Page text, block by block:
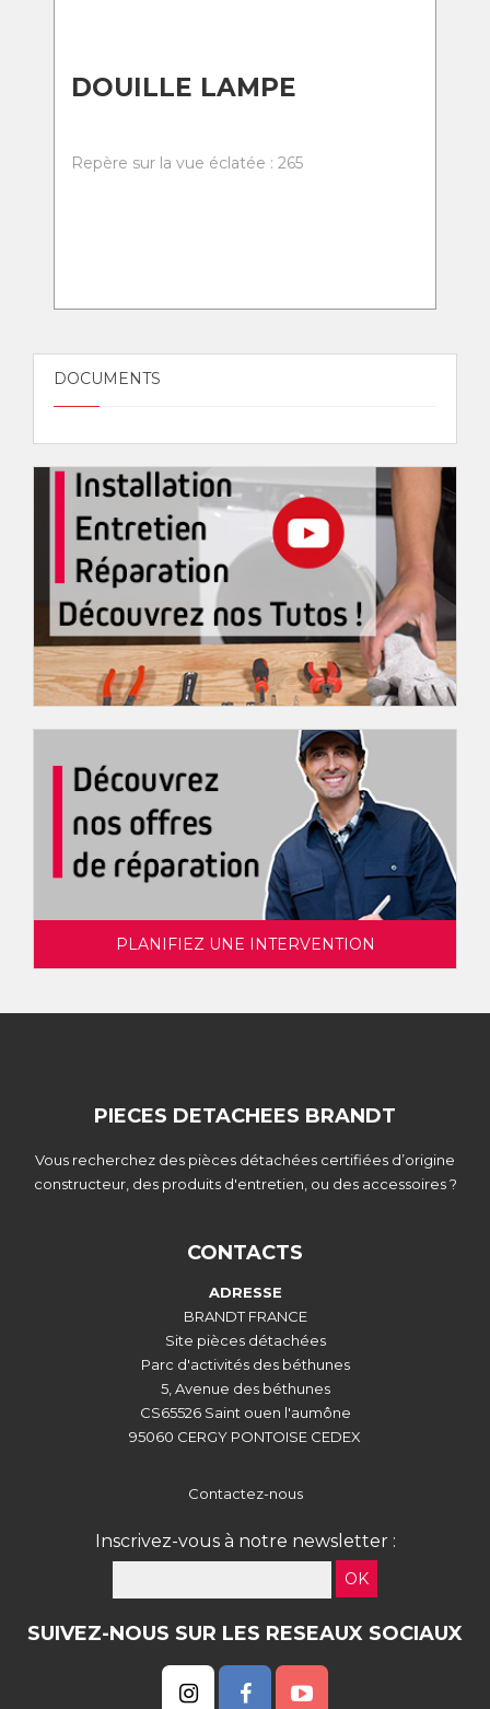
DOUILLE LAMPE
Repère sur la vue éclatée : 265
DOCUMENTS
PLANIFIEZ UNE INTERVENTION
PIECES DETACHEES BRANDT
Vous recherchez des pièces détachées certifiées d’origine
constructeur, des produits d'entretien, ou des accessoires ?
CONTACTS
ADRESSE
BRANDT FRANCE
Site pièces détachées
Parc d'activités des béthunes
5, Avenue des béthunes
CS65526 Saint ouen l'aumône
95060 CERGY PONTOISE CEDEX
Contactez-nous
Inscrivez-vous à notre newsletter :
OK
SUIVEZ-NOUS SUR LES RESEAUX SOCIAUX